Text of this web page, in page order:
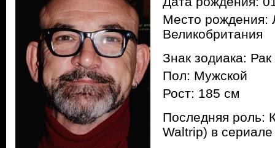
Место рождения:
Великобритания
Знак зодиака: Рак
Пол: Мужской
Рост: 185 см
Последняя роль:
Waltrip) в